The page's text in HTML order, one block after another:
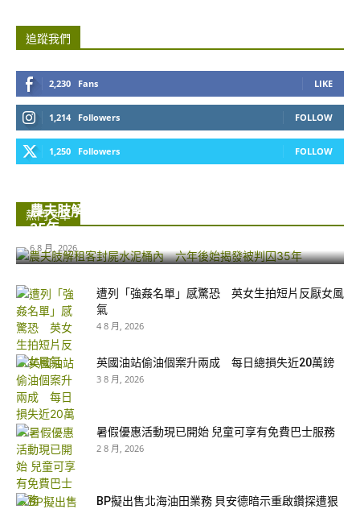
追蹤我們
2,230 Fans LIKE
1,214 Followers FOLLOW
1,250 Followers FOLLOW
熱門文章
農夫肢解租客封屍水泥桶內 六年後始揭發被判囚
35年...
6 8 月, 2026
遭列「強姦名單」感驚恐 英女生拍短片反厭女風
氣
4 8 月, 2026
英國油站偷油個案升兩成 每日總損失近20萬鎊
3 8 月, 2026
暑假優惠活動現已開始 兒童可享有免費巴士服務
2 8 月, 2026
BP擬出售北海油田業務 貝安德暗示重啟鑽探遭狠